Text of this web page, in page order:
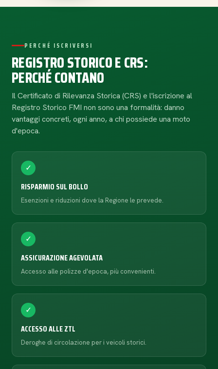
PERCHÉ ISCRIVERSI
REGISTRO STORICO E CRS:
PERCHÉ CONTANO
Il Certificato di Rilevanza Storica (CRS) e l'iscrizione al
Registro Storico FMI non sono una formalità: danno
vantaggi concreti, ogni anno, a chi possiede una moto
d'epoca.
✓
RISPARMIO SUL BOLLO
Esenzioni e riduzioni dove la Regione le prevede.
✓
ASSICURAZIONE AGEVOLATA
Accesso alle polizze d'epoca, più convenienti.
✓
ACCESSO ALLE ZTL
Deroghe di circolazione per i veicoli storici.